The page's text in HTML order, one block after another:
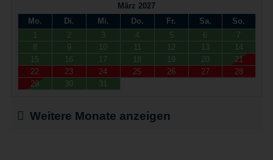
März 2027
Mo.
Di. Mi. Do. Fr. Sa.
So.
1
2 3 4 5 6
7
8
9 10 11 12 13
14
15
16 17 18 19 20
21
22
23 24 25 26 27
28
29
30 31
Weitere Monate anzeigen